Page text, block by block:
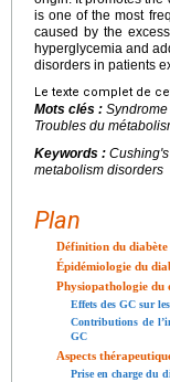
is one of the most
caused by the
hyperglycemia and
disorders in patients
Le texte complet de
Mots clés :
Troubles du
Keywords :
metabolism disorders
Plan
Définition du diabète
Épidémiologie du
Physiopathologie du
Effets des GC sur
Contributions de
GC
Aspects
Prise en charge du